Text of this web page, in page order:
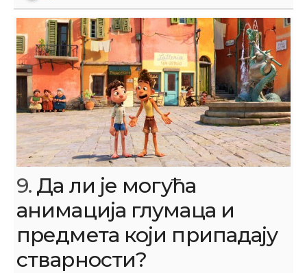
9. Да ли је могућа
анимација глумаца и
предмета који припадају
стварности?